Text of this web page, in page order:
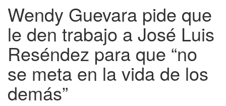
Wendy Guevara pide que
le den trabajo a José Luis
Reséndez para que “no
se meta en la vida de los
demás”